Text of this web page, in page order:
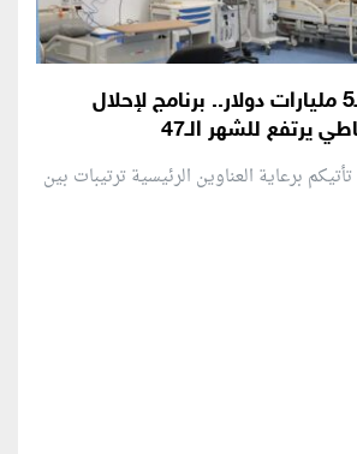
مدينتان طبيتان بـ5 مليارات دولار.. برنامج لإحلال
يرتفع للشهر الـ47
برعاية العناوين الرئيسية ترتيبات بين